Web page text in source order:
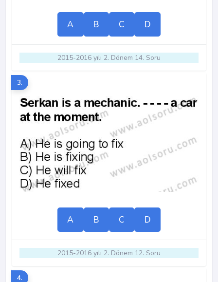
A B C D
2015-2016 yılı 2. Dönem 14. Soru
3.
A B C D
2015-2016 yılı 2. Dönem 12. Soru
4.